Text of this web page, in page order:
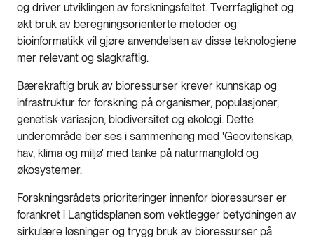
og driver utviklingen av forskningsfeltet. Tverrfaglighet og
økt bruk av beregningsorienterte metoder og
bioinformatikk vil gjøre anvendelsen av disse teknologiene
mer relevant og slagkraftig.
Bærekraftig bruk av bioressurser krever kunnskap og
infrastruktur for forskning på organismer, populasjoner,
genetisk variasjon, biodiversitet og økologi. Dette
underområde bør ses i sammenheng med 'Geovitenskap,
hav, klima og miljø' med tanke på naturmangfold og
økosystemer.
Forskningsrådets prioriteringer innenfor bioressurser er
forankret i Langtidsplanen som vektlegger betydningen av
sirkulære løsninger og trygg bruk av bioressurser på